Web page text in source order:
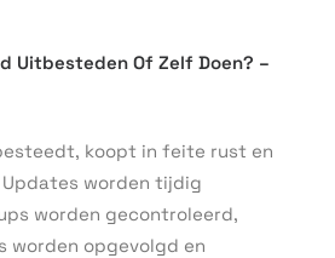
Uitbesteden Of Zelf Doen? –
koopt in feite rust en
worden tijdig
worden gecontroleerd,
worden opgevolgd en